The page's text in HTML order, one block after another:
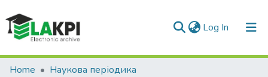
Log In (current)
Communities & Collections
Home
Наукова періодика